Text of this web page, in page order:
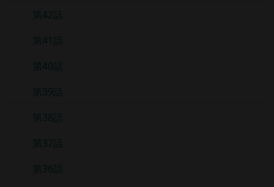
第42話
第41話
第40話
第39話
第38話
第37話
第36話